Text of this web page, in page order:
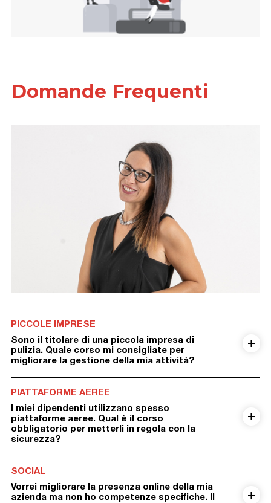
Domande Frequenti
PICCOLE IMPRESE
Sono il titolare di una piccola impresa di
pulizia. Quale corso mi consigliate per
migliorare la gestione della mia attività?
PIATTAFORME AEREE
I miei dipendenti utilizzano spesso
piattaforme aeree. Qual è il corso
obbligatorio per metterli in regola con la
sicurezza?
SOCIAL
Vorrei migliorare la presenza online della mia
azienda ma non ho competenze specifiche. Il